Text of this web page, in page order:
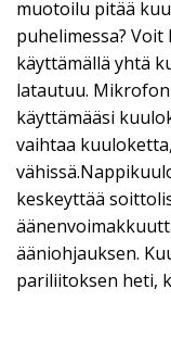
muotoilu pitää
puhelimessa?
käyttämällä yhtä
latautuu.
käyttämääsi
vaihtaa
keskeyttää
ääniohjauksen.
pariliitoksen heti,